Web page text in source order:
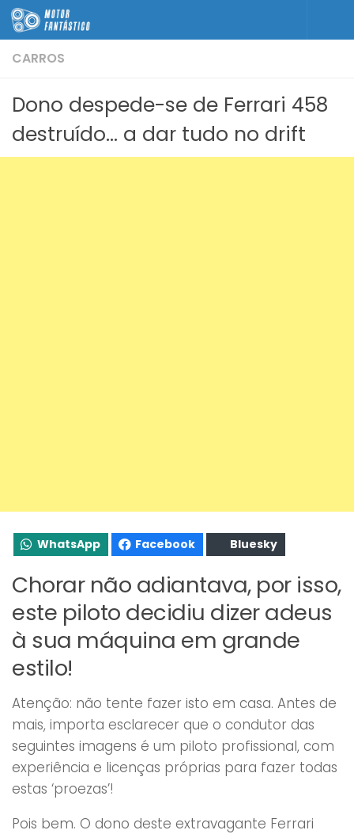
Skip to content
CARROS
Dono despede-se de Ferrari 458
destruído… a dar tudo no drift
WhatsApp Facebook Bluesky
Chorar não adiantava, por isso,
este piloto decidiu dizer adeus
à sua máquina em grande
estilo!
Atenção: não tente fazer isto em casa. Antes de
mais, importa esclarecer que o condutor das
seguintes imagens é um piloto profissional, com
experiência e licenças próprias para fazer todas
estas ‘proezas’!
Pois bem. O dono deste extravagante Ferrari